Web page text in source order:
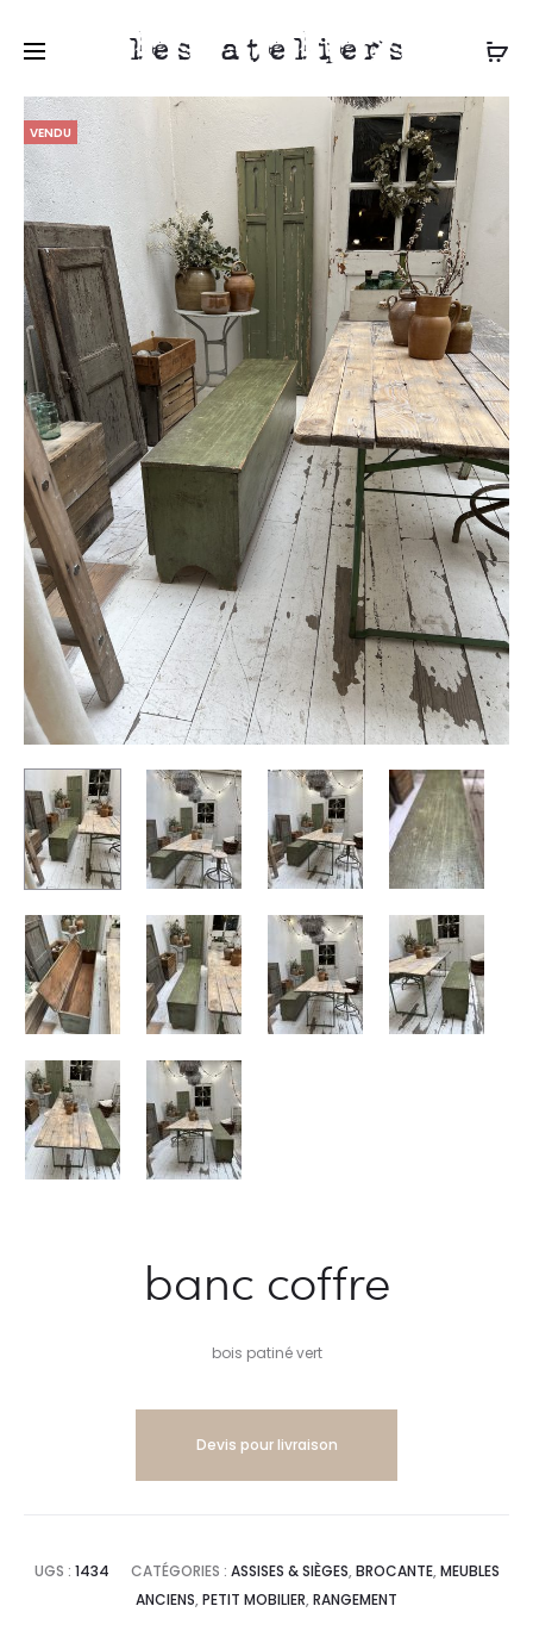
les ateliers
VENDU
banc coffre
bois patiné vert
Devis pour livraison
UGS : 1434 CATÉGORIES : ASSISES & SIÈGES, BROCANTE, MEUBLES
ANCIENS, PETIT MOBILIER, RANGEMENT